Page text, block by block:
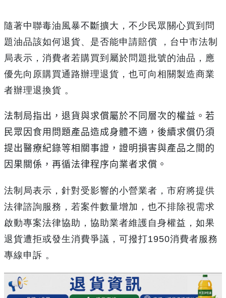
隨著中聯毒油風暴不斷擴大，不少民眾關心買到問
題油品該如何退貨、是否能申請賠償 ，台中市法制
局表示，消費者若購買到屬於問題批號的油品，應
優先向原購買通路辦理退貨，也可向相關製造商業
者辦理退換貨 。
法制局指出，退貨與求償屬於不同層次的權益。若
民眾因食用問題產品造成身體不適，後續求償仍須
提出醫療紀錄等相關事證，證明損害與產品之間的
因果關係，再循法律程序向業者求償。
法制局表示，針對受影響的小營業者，市府將提供
法律諮詢服務，若案件數量增加，也不排除視需求
啟動專案法律協助，協助業者維護自身權益，如果
退貨遭拒或發生消費爭議，可撥打1950消費者服務
專線申訴 。